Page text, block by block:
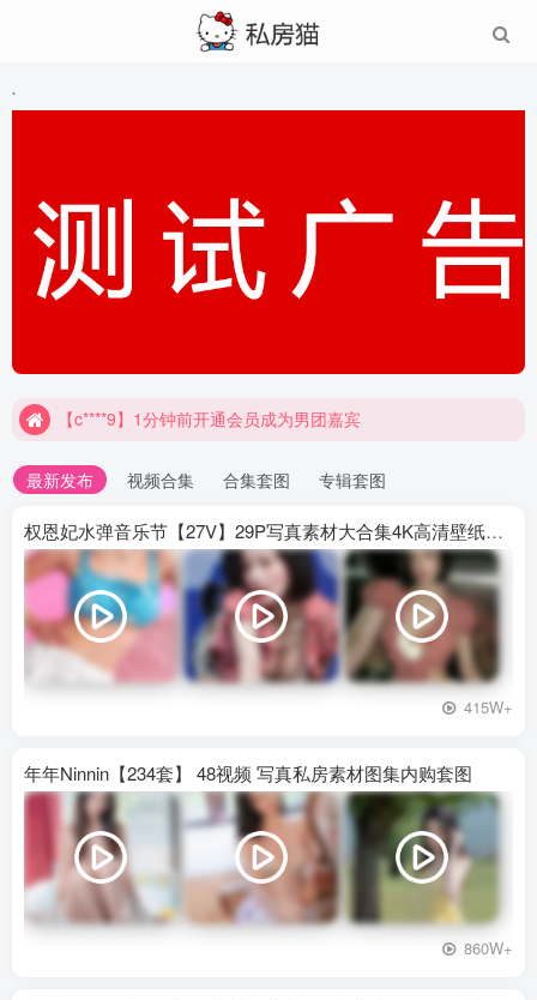
`
【c****9】1分钟前开通会员成为男团嘉宾
最新发布 视频合集 合集套图 专辑套图
权恩妃水弹音乐节【27V】29P写真素材大合集4K高清壁纸照片素材
415W+
年年Ninnin【234套】 48视频 写真私房素材图集内购套图
860W+